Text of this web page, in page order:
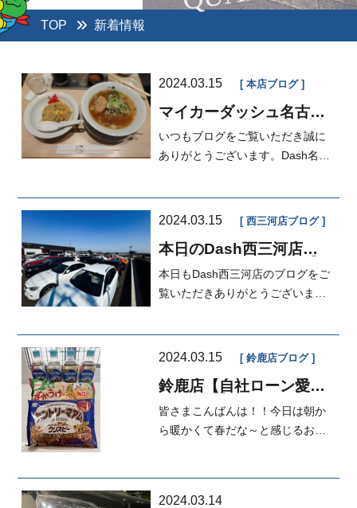
TOP 新着情報
2024.03.15 本店ブログ
マイカーダッシュ名古屋
本店ブログ,継続車検,車検
分割も出来る中古車販売
店
いつもブログをご覧いただき誠に
ありがとうございます。Dash名古
2024.03.15 西三河店ブログ
本日のDash西三河店
【車検分割OK】【自社ロ
ーン】
本日もDash西三河店のブログをご
覧いただきありがとうございます
2024.03.15 鈴鹿店ブログ
鈴鹿店【自社ローン愛
シュ定額払い
皆さまこんばんは！！今日は朝か
ら暖かくて春だな～と感じるお天
2024.03.14